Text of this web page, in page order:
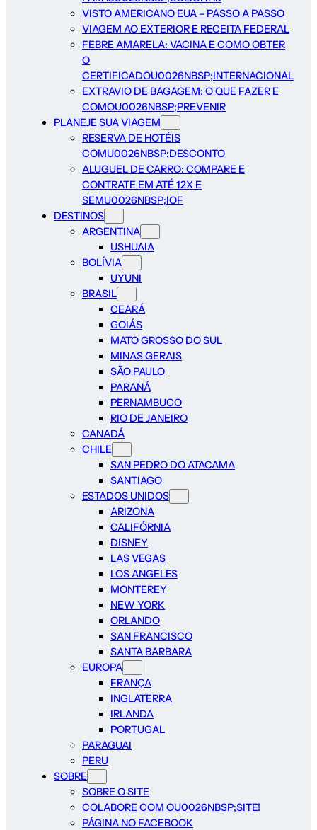
VISTO AMERICANO EUA – PASSO A PASSO
VIAGEM AO EXTERIOR E RECEITA FEDERAL
FEBRE AMARELA: VACINA E COMO OBTER
O
CERTIFICADOU0026NBSP;INTERNACIONAL
EXTRAVIO DE BAGAGEM: O QUE FAZER E
COMOU0026NBSP;PREVENIR
PLANEJE SUA VIAGEM
RESERVA DE HOTÉIS
COMU0026NBSP;DESCONTO
ALUGUEL DE CARRO: COMPARE E
CONTRATE EM ATÉ 12X E
SEMU0026NBSP;IOF
DESTINOS
ARGENTINA
USHUAIA
BOLÍVIA
UYUNI
BRASIL
CEARÁ
GOIÁS
MATO GROSSO DO SUL
MINAS GERAIS
SÃO PAULO
PARANÁ
PERNAMBUCO
RIO DE JANEIRO
CANADÁ
CHILE
SAN PEDRO DO ATACAMA
SANTIAGO
ESTADOS UNIDOS
ARIZONA
CALIFÓRNIA
DISNEY
LAS VEGAS
LOS ANGELES
MONTEREY
NEW YORK
ORLANDO
SAN FRANCISCO
SANTA BARBARA
EUROPA
FRANÇA
INGLATERRA
IRLANDA
PORTUGAL
PARAGUAI
PERU
SOBRE
SOBRE O SITE
COLABORE COM OU0026NBSP;SITE!
PÁGINA NO FACEBOOK